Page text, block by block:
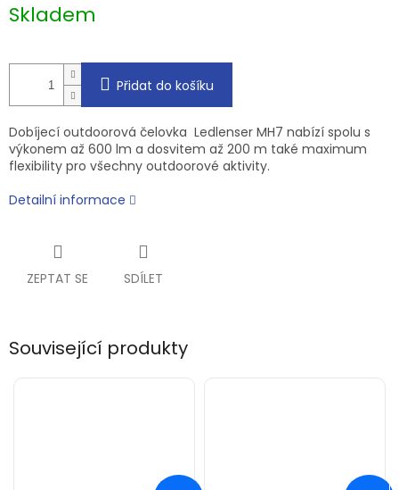
cena:
Skladem
Přidat do košíku
Dobíjecí outdoorová čelovka Ledlenser MH7 nabízí spolu s
výkonem až 600 lm a dosvitem až 200 m také maximum
flexibility pro všechny outdoorové aktivity.
Detailní informace
ZEPTAT SE SDÍLET
Související produkty